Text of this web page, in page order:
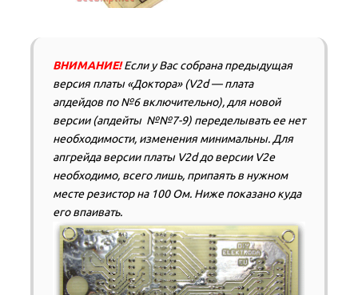
ВНИМАНИЕ! Если у Вас собрана предыдущая
версия платы «Доктора» (V2d — плата
апдейдов по №6 включительно), для новой
версии (апдейты №№7-9) переделывать ее нет
необходимости, изменения минимальны. Для
апгрейда версии платы V2d до версии V2e
необходимо, всего лишь, припаять в нужном
месте резистор на 100 Ом. Ниже показано куда
его впаивать.